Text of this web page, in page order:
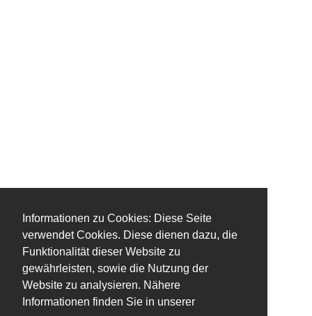
Informationen zu Cookies: Diese Seite
verwendet Cookies. Diese dienen dazu, die
Funktionalität dieser Website zu
gewährleisten, sowie die Nutzung der
Website zu analysieren. Nähere
Informationen finden Sie in unserer